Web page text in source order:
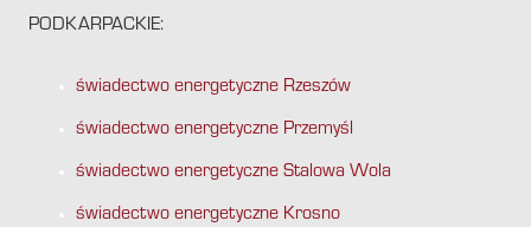
PODKARPACKIE:
świadectwo energetyczne Rzeszów
świadectwo energetyczne Przemyśl
świadectwo energetyczne Stalowa Wola
świadectwo energetyczne Krosno